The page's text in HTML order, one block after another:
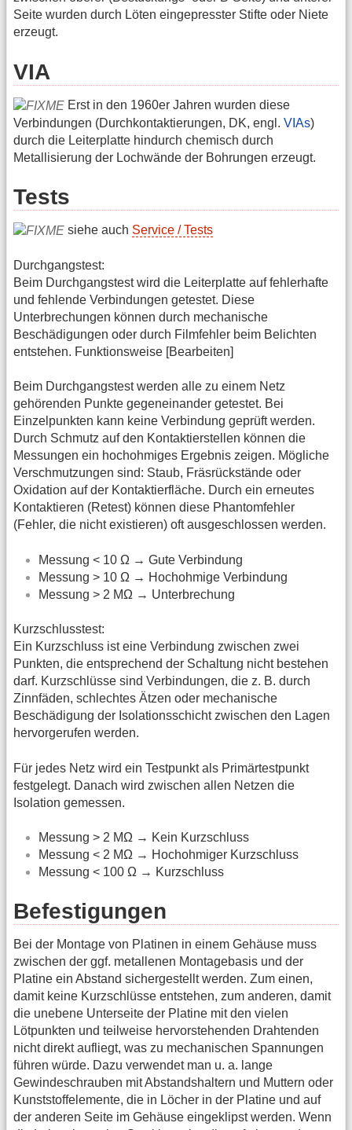
Seite wurden durch Löten eingepresster Stifte oder Niete
erzeugt.
VIA
Erst in den 1960er Jahren wurden diese
Verbindungen (Durchkontaktierungen, DK, engl. VIAs)
durch die Leiterplatte hindurch chemisch durch
Metallisierung der Lochwände der Bohrungen erzeugt.
Tests
siehe auch Service / Tests
Durchgangstest:
Beim Durchgangstest wird die Leiterplatte auf fehlerhafte
und fehlende Verbindungen getestet. Diese
Unterbrechungen können durch mechanische
Beschädigungen oder durch Filmfehler beim Belichten
entstehen. Funktionsweise [Bearbeiten]
Beim Durchgangstest werden alle zu einem Netz
gehörenden Punkte gegeneinander getestet. Bei
Einzelpunkten kann keine Verbindung geprüft werden.
Durch Schmutz auf den Kontaktierstellen können die
Messungen ein hochohmiges Ergebnis zeigen. Mögliche
Verschmutzungen sind: Staub, Fräsrückstände oder
Oxidation auf der Kontaktierfläche. Durch ein erneutes
Kontaktieren (Retest) können diese Phantomfehler
(Fehler, die nicht existieren) oft ausgeschlossen werden.
Messung < 10 Ω → Gute Verbindung
Messung > 10 Ω → Hochohmige Verbindung
Messung > 2 MΩ → Unterbrechung
Kurzschlusstest:
Ein Kurzschluss ist eine Verbindung zwischen zwei
Punkten, die entsprechend der Schaltung nicht bestehen
darf. Kurzschlüsse sind Verbindungen, die z. B. durch
Zinnfäden, schlechtes Ätzen oder mechanische
Beschädigung der Isolationsschicht zwischen den Lagen
hervorgerufen werden.
Für jedes Netz wird ein Testpunkt als Primärtestpunkt
festgelegt. Danach wird zwischen allen Netzen die
Isolation gemessen.
Messung > 2 MΩ → Kein Kurzschluss
Messung < 2 MΩ → Hochohmiger Kurzschluss
Messung < 100 Ω → Kurzschluss
Befestigungen
Bei der Montage von Platinen in einem Gehäuse muss
zwischen der ggf. metallenen Montagebasis und der
Platine ein Abstand sichergestellt werden. Zum einen,
damit keine Kurzschlüsse entstehen, zum anderen, damit
die unebene Unterseite der Platine mit den vielen
Lötpunkten und teilweise hervorstehenden Drahtenden
nicht direkt aufliegt, was zu mechanischen Spannungen
führen würde. Dazu verwendet man u. a. lange
Gewindeschrauben mit Abstandshaltern und Muttern oder
Kunststoffelemente, die in Löcher in der Platine und auf
der anderen Seite im Gehäuse eingeklipst werden. Wenn